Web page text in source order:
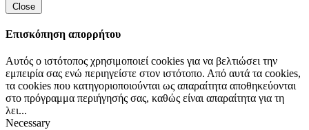
Close
Επισκόπηση απορρήτου
Αυτός ο ιστότοπος χρησιμοποιεί cookies για να βελτιώσει την
εμπειρία σας ενώ περιηγείστε στον ιστότοπο. Από αυτά τα cookies,
τα cookies που κατηγοριοποιούνται ως απαραίτητα αποθηκεύονται
στο πρόγραμμα περιήγησής σας, καθώς είναι απαραίτητα για τη
λει...
Necessary